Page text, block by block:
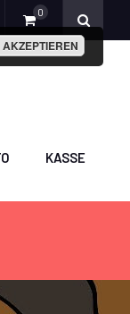
0
KASSE
AKZEPTIEREN